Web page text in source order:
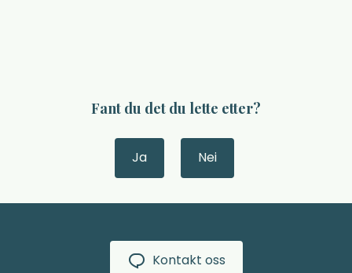
Fant du det du lette etter?
Ja Nei
Kontakt oss